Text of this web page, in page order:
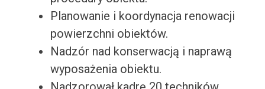
Planowanie i koordynacja renowacji
powierzchni obiektów.
Nadzór nad konserwacją i naprawą
wyposażenia obiektu.